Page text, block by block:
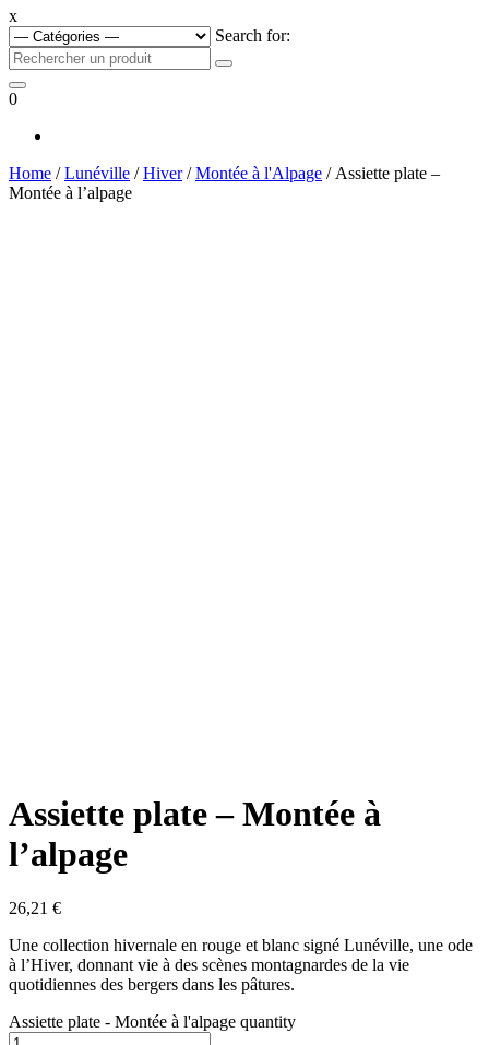
x
Search for:
0
Home /Lunéville /Hiver/Montée à l'Alpage / Assiette plate –
Montée à l’alpage
Assiette plate – Montée à
l’alpage
26,21 €
Une collection hivernale en rouge et blanc signé Lunéville, une ode
à l’Hiver, donnant vie à des scènes montagnardes de la vie
quotidiennes des bergers dans les pâtures.
Assiette plate - Montée à l'alpage quantity